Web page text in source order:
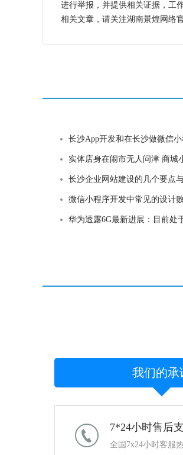
进行举报，并提供相关证据，工
相关文章，请关注湖南景煌网络
长沙App开发和在长沙做微信
实体店身在闹市无人问津 商城小程
长沙企业网站建设的几个要点
微信小程序开发中常见的设计
华为透露6G最新进展：目前处
我们的承
7*24小时售后
全国7x24小时客服